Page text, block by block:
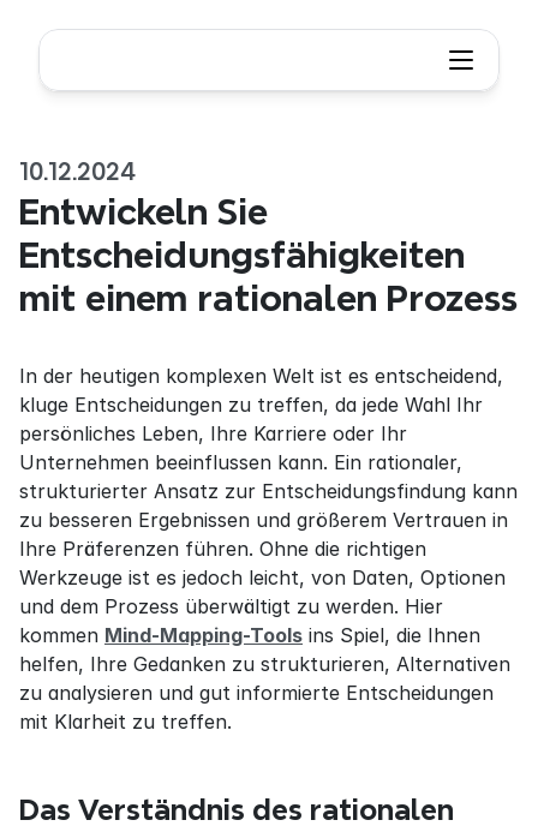
10.12.2024
Entwickeln Sie
Entscheidungsfähigkeiten
mit einem rationalen Prozess
In der heutigen komplexen Welt ist es entscheidend,
kluge Entscheidungen zu treffen, da jede Wahl Ihr
persönliches Leben, Ihre Karriere oder Ihr
Unternehmen beeinflussen kann. Ein rationaler,
strukturierter Ansatz zur Entscheidungsfindung kann
zu besseren Ergebnissen und größerem Vertrauen in
Ihre Präferenzen führen. Ohne die richtigen
Werkzeuge ist es jedoch leicht, von Daten, Optionen
und dem Prozess überwältigt zu werden. Hier
kommen Mind-Mapping-Tools ins Spiel, die Ihnen
helfen, Ihre Gedanken zu strukturieren, Alternativen
zu analysieren und gut informierte Entscheidungen
mit Klarheit zu treffen.
Das Verständnis des rationalen